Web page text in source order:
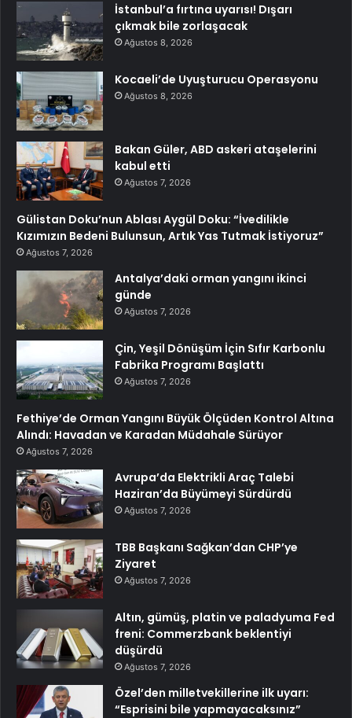
İstanbul’a fırtına uyarısı! Dışarı
çıkmak bile zorlaşacak
Ağustos 8, 2026
Kocaeli’de Uyuşturucu Operasyonu
Ağustos 8, 2026
Bakan Güler, ABD askeri ataşelerini
kabul etti
Ağustos 7, 2026
Gülistan Doku’nun Ablası Aygül Doku: “İvedilikle
Kızımızın Bedeni Bulunsun, Artık Yas Tutmak İstiyoruz”
Ağustos 7, 2026
Antalya’daki orman yangını ikinci
günde
Ağustos 7, 2026
Çin, Yeşil Dönüşüm İçin Sıfır Karbonlu
Fabrika Programı Başlattı
Ağustos 7, 2026
Fethiye’de Orman Yangını Büyük Ölçüden Kontrol Altına
Alındı: Havadan ve Karadan Müdahale Sürüyor
Ağustos 7, 2026
Avrupa’da Elektrikli Araç Talebi
Haziran’da Büyümeyi Sürdürdü
Ağustos 7, 2026
TBB Başkanı Sağkan’dan CHP’ye
Ziyaret
Ağustos 7, 2026
Altın, gümüş, platin ve paladyuma Fed
freni: Commerzbank beklentiyi
düşürdü
Ağustos 7, 2026
Özel’den milletvekillerine ilk uyarı:
“Esprisini bile yapmayacaksınız”